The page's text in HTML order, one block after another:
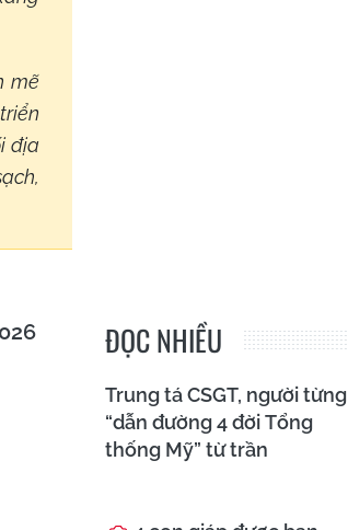
mẽ
địa
ĐỌC NHIỀU
Trung tá CSGT, người từng
“dẫn đường 4 đời Tổng
thống Mỹ” từ trần